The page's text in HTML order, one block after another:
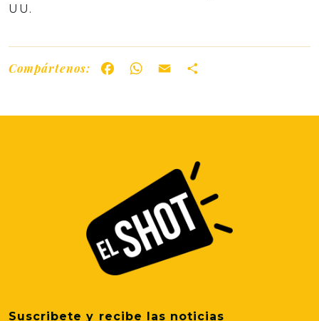
UU.
Compártenos: FacebookWhatsApp
Email
Suscribete y recibe las noticias